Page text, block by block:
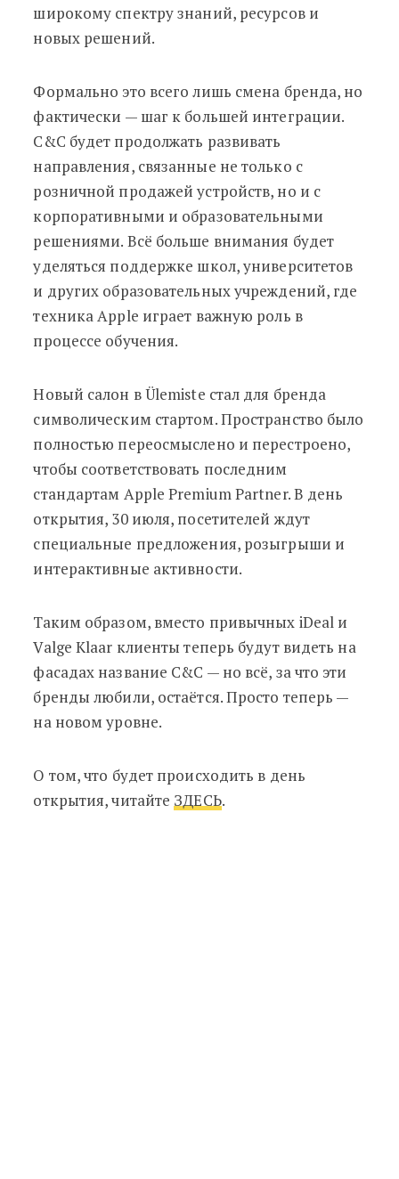
широкому спектру знаний, ресурсов и
новых решений.
Формально это всего лишь смена бренда, но
фактически — шаг к большей интеграции.
C&C будет продолжать развивать
направления, связанные не только с
розничной продажей устройств, но и с
корпоративными и образовательными
решениями. Всё больше внимания будет
уделяться поддержке школ, университетов
и других образовательных учреждений, где
техника Apple играет важную роль в
процессе обучения.
Новый салон в Ülemiste стал для бренда
символическим стартом. Пространство было
полностью переосмыслено и перестроено,
чтобы соответствовать последним
стандартам Apple Premium Partner. В день
открытия, 30 июля, посетителей ждут
специальные предложения, розыгрыши и
интерактивные активности.
Таким образом, вместо привычных iDeal и
Valge Klaar клиенты теперь будут видеть на
фасадах название C&C — но всё, за что эти
бренды любили, остаётся. Просто теперь —
на новом уровне.
О том, что будет происходить в день
открытия, читайте ЗДЕСЬ.